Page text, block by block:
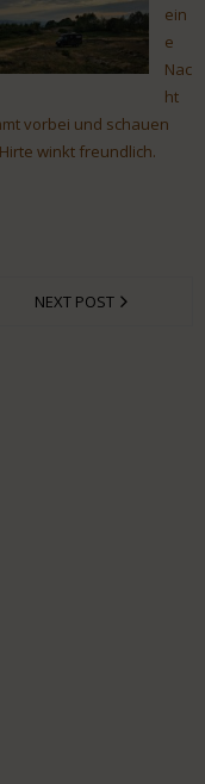
ein
e
Nac
ht
vorbei und schauen
winkt freundlich.
NEXT POST